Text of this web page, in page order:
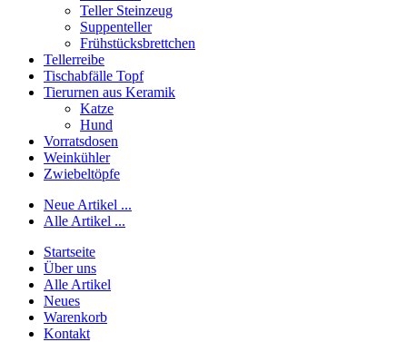
Teller Steinzeug
Suppenteller
Frühstücksbrettchen
Tellerreibe
Tischabfälle Topf
Tierurnen aus Keramik
Katze
Hund
Vorratsdosen
Weinkühler
Zwiebeltöpfe
Neue Artikel ...
Alle Artikel ...
Startseite
Über uns
Alle Artikel
Neues
Warenkorb
Kontakt